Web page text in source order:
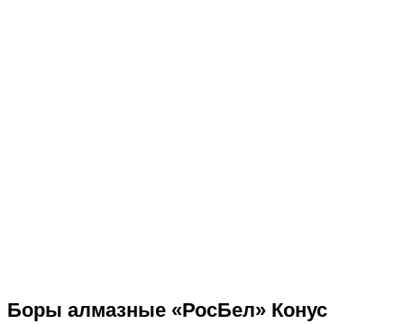
Боры алмазные «РосБел» Конус